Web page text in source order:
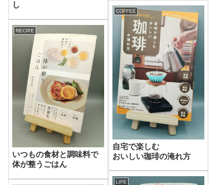
し
COFFEE
自宅で楽しむ
おいしい珈琲の淹れ方
RECIPE
いつもの食材と調味料で
体が整うごはん
LIFE